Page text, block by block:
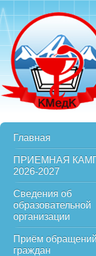
Главная
ПРИЕМНАЯ
2026-2027
Сведения об
образовательной
организации
Приём обращений
граждан